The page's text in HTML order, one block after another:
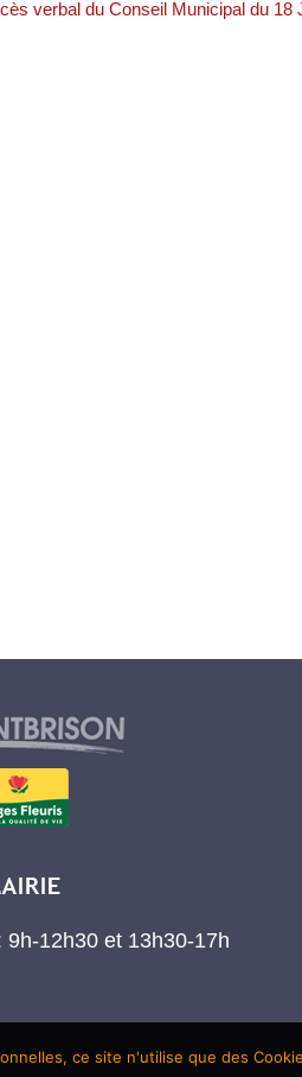
verbal du Conseil Municipal du 18
9h-12h30 et 13h30-17h
ce site n'utilise que des